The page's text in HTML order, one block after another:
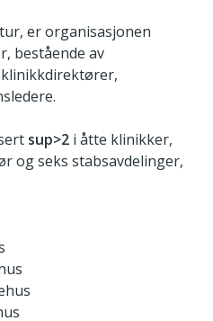
er organisasjonen
bestående av
sup>2 i åtte klinikker,
og seks stabsavdelinger,